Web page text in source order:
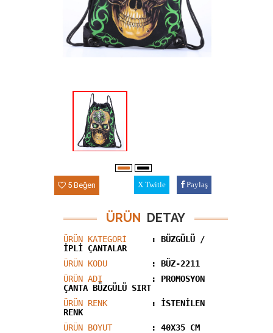
5 Beğen Paylaş
Twitle
ÜRÜN DETAY
ÜRÜN KATEGORİ
: BÜZGÜLÜ /
İPLİ ÇANTALAR
ÜRÜN KODU
: BÜZ-2211
ÜRÜN ADI
: PROMOSYON
ÇANTA BÜZGÜLÜ SIRT
ÜRÜN RENK
: İSTENİLEN
RENK
ÜRÜN BOYUT
: 40X35 CM